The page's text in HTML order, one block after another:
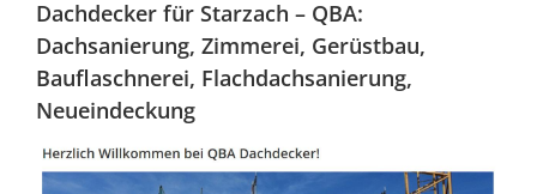
Dachdecker für Starzach – QBA:
Dachsanierung, Zimmerei, Gerüstbau,
Bauflaschnerei, Flachdachsanierung,
Neueindeckung